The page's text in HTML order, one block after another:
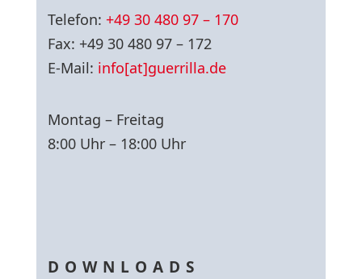
Telefon: +49 30 480 97 – 170
Fax: +49 30 480 97 – 172
E-Mail: info[at]guerrilla.de
Montag – Freitag
8:00 Uhr – 18:00 Uhr
DOWNLOADS